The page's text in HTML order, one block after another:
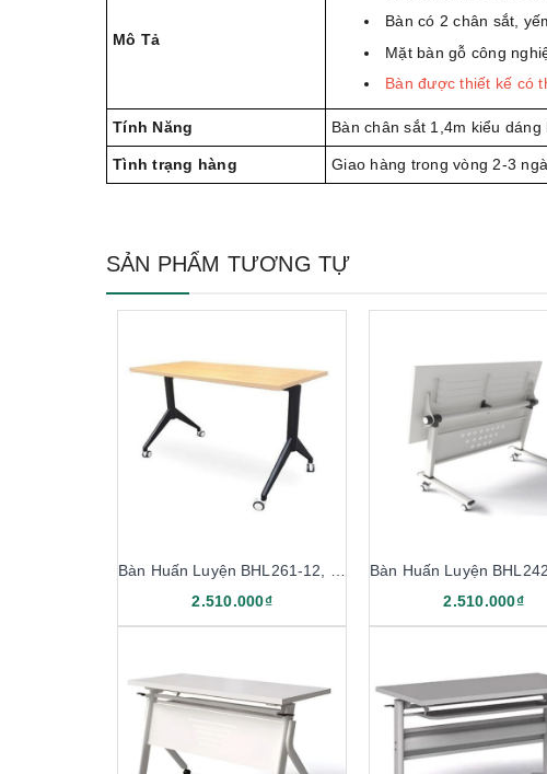
Mô Tả
Bàn có 2 chân sắt,
Mặt bàn gỗ công
Bàn được thiết kế có
Tính Năng Bàn chân sắt 1,4m kiểu
Tình trạng hàng Giao hàng trong vòng 2-3
SẢN PHẨM TƯƠNG TỰ
2.510.000₫
2.510.000₫